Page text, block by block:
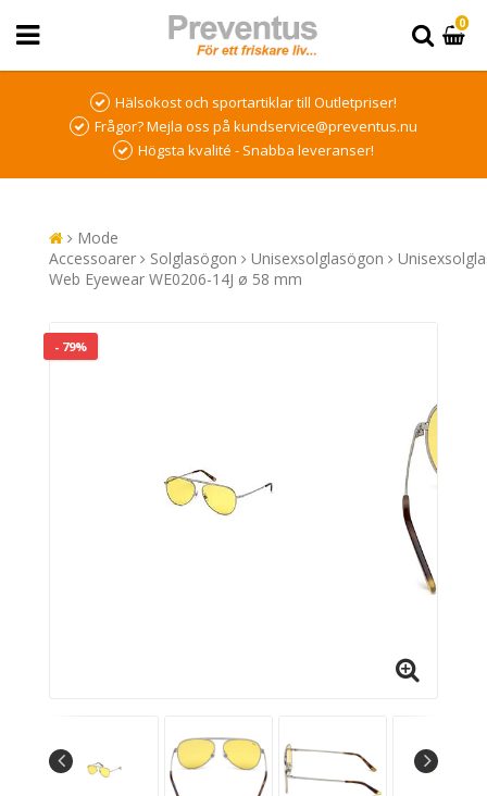
0
Hälsokost och sportartiklar till Outletpriser!
Frågor? Mejla oss på kundservice@preventus.nu
Högsta kvalité - Snabba leveranser!
Mode
Accessoarer
Solglasögon Unisexsolglasögon
Web Eyewear WE0206-14J ø 58 mm
- 79%